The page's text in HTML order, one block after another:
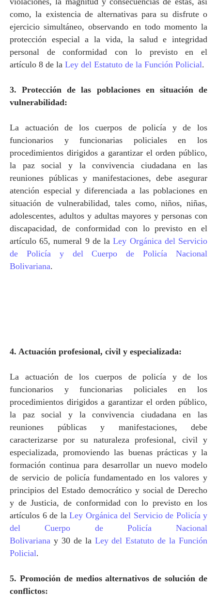
como, la existencia de alternativas para su disfrute o
ejercicio simultáneo, observando en todo momento la
protección especial a la vida, la salud e integridad
personal de conformidad con lo previsto en el
artículo 8 de la Ley del Estatuto de la Función Policial.
3. Protección de las poblaciones en situación de
vulnerabilidad:
La actuación de los cuerpos de policía y de los
funcionarios y funcionarias policiales en los
procedimientos dirigidos a garantizar el orden público,
la paz social y la convivencia ciudadana en las
reuniones públicas y manifestaciones, debe asegurar
atención especial y diferenciada a las poblaciones en
situación de vulnerabilidad, tales como, niños, niñas,
adolescentes, adultos y adultas mayores y personas con
discapacidad, de conformidad con lo previsto en el
artículo 65, numeral 9 delaLey Orgánicadel Servicio
de Policía y del Cuerpo de Policía Nacional
Bolivariana.
4. Actuación profesional, civil y especializada:
La actuación de los cuerpos de policía y de los
funcionarios y funcionarias policiales en los
procedimientos dirigidos a garantizar el orden público,
la paz social y la convivencia ciudadana en las
reuniones públicas y manifestaciones, debe
caracterizarse por su naturaleza profesional, civil y
especializada, promoviendo las buenas prácticas y la
formación continua para desarrollar un nuevo modelo
de servicio de policía fundamentado en los valores y
principios del Estado democrático y social de Derecho
y de Justicia, de conformidad con lo previsto en los
artículos 6 de la Ley Orgánicadel Servicio de Policía y
del Cuerpo de Policía Nacional
Bolivariana y 30 de la Leydel Estatuto dela Función
Policial.
5. Promoción de medios alternativos de solución de
conflictos: